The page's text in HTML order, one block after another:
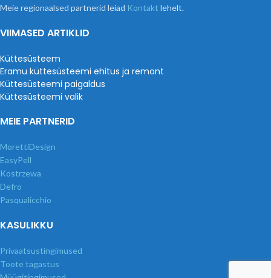
Meie regionaalsed partnerid leiad Kontakt lehelt.
VIIMASED ARTIKLID
Küttesüsteem
Eramu küttesüsteemi ehitus ja remont
Küttesüsteemi paigaldus
Küttesüsteemi valik
MEIE PARTNERID
MorettiDesign
EasyPell
Kostrzewa
Defro
Pasqualicchio
KASULIKKU
Privaatsustingimused
Toote tagastus